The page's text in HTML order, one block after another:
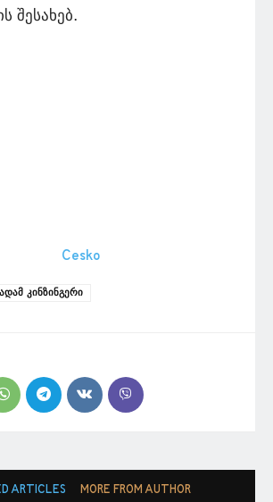
შესახებ.
ადამ კინზინგერი
ARTICLES MORE FROM AUTHOR